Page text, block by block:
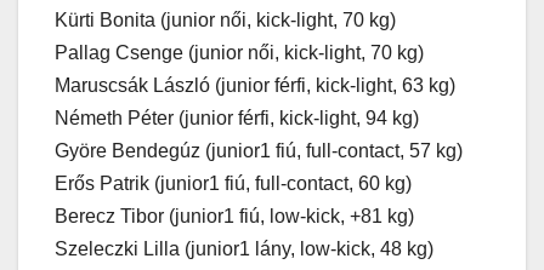
Kürti Bonita (junior női, kick-light, 70 kg)
Pallag Csenge (junior női, kick-light, 70 kg)
Maruscsák László (junior férfi, kick-light, 63 kg)
Németh Péter (junior férfi, kick-light, 94 kg)
Györe Bendegúz (junior1 fiú, full-contact, 57 kg)
Erős Patrik (junior1 fiú, full-contact, 60 kg)
Berecz Tibor (junior1 fiú, low-kick, +81 kg)
Szeleczki Lilla (junior1 lány, low-kick, 48 kg)